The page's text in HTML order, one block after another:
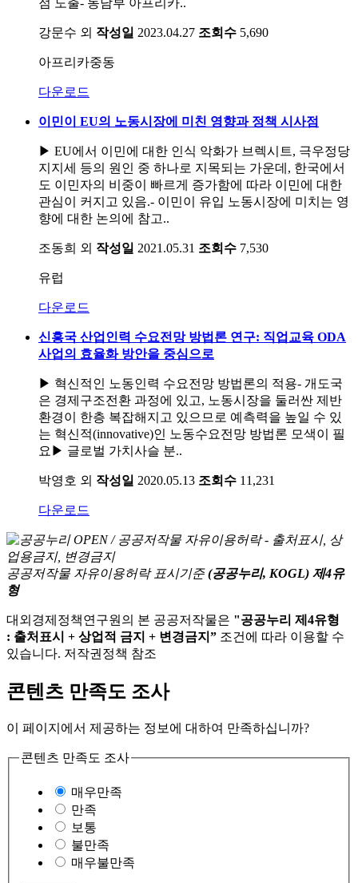
점 도출- 동남부 아프리카..
강문수 외 작성일 2023.04.27 조회수 5,690
아프리카중동
다운로드
이민이 EU의 노동시장에 미친 영향과 정책 시사점
▶ EU에서 이민에 대한 인식 악화가 브렉시트, 극우정당
지지세 등의 원인 중 하나로 지목되는 가운데, 한국에서
도 이민자의 비중이 빠르게 증가함에 따라 이민에 대한
관심이 커지고 있음.- 이민이 유입 노동시장에 미치는 영
향에 대한 논의에 참고..
조동희 외 작성일 2021.05.31 조회수 7,530
유럽
다운로드
신흥국 산업인력 수요전망 방법론 연구: 직업교육 ODA
사업의 효율화 방안을 중심으로
▶ 혁신적인 노동인력 수요전망 방법론의 적용- 개도국
은 경제구조전환 과정에 있고, 노동시장을 둘러싼 제반
환경이 한층 복잡해지고 있으므로 예측력을 높일 수 있
는 혁신적(innovative)인 노동수요전망 방법론 모색이 필
요​▶ 글로벌 가치사슬 분..
박영호 외 작성일 2020.05.13 조회수 11,231
다운로드
공공저작물 자유이용허락 표시기준 (공공누리, KOGL) 제4유
형
대외경제정책연구원의 본 공공저작물은 "공공누리 제4유형
: 출처표시 + 상업적 금지 + 변경금지” 조건에 따라 이용할 수
있습니다. 저작권정책 참조
콘텐츠 만족도 조사
이 페이지에서 제공하는 정보에 대하여 만족하십니까?
콘텐츠 만족도 조사
매우만족
만족
보통
불만족
매우불만족